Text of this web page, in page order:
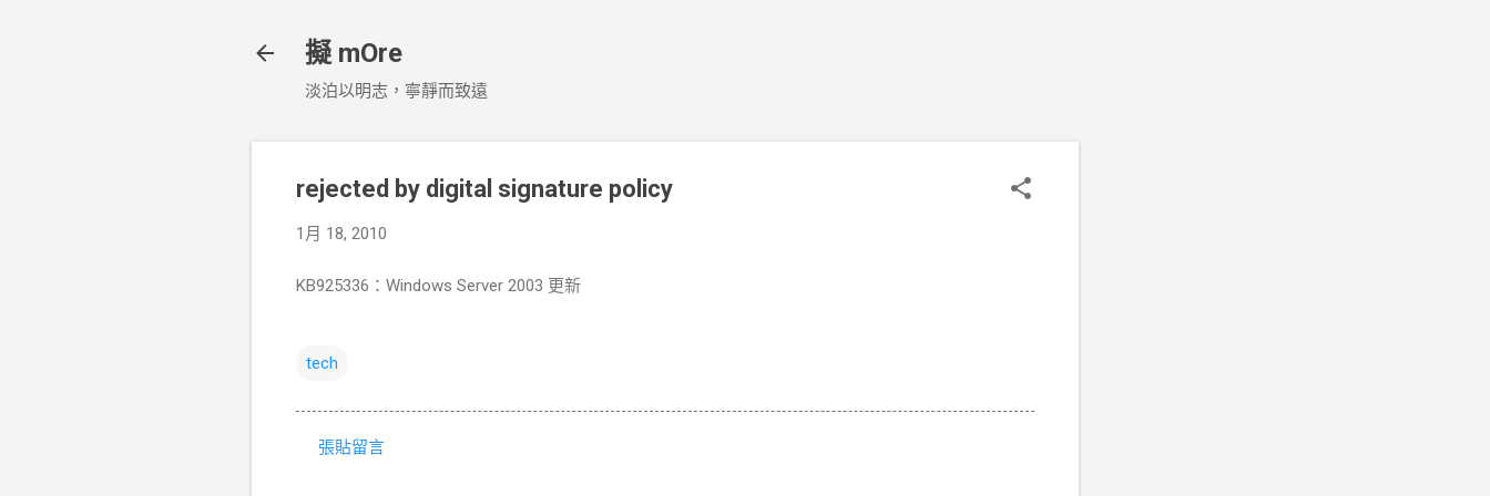
擬 mOre
淡泊以明志，寧靜而致遠
rejected by digital signature policy
1月 18, 2010
KB925336：Windows Server 2003 更新
tech
張貼留言